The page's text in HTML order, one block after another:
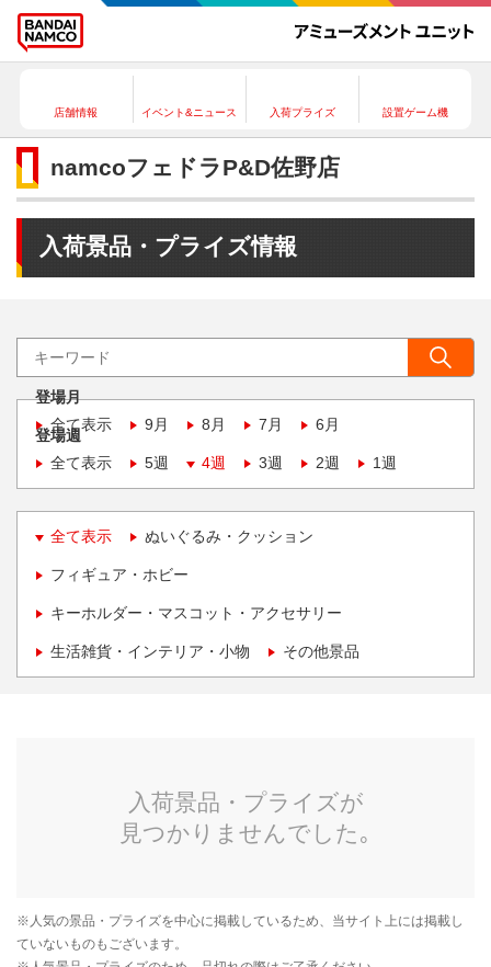
店舗情報 イベント&ニュース 入荷プライズ 設置ゲーム機
namcoフェドラP&D佐野店
入荷景品・プライズ情報
登場月
全て表示
9月 8月 7月 6月
登場週
全て表示
5週 4週 3週 2週 1週
全て表示 ぬいぐるみ・クッション
フィギュア・ホビー
キーホルダー・マスコット・アクセサリー
生活雑貨・インテリア・小物 その他景品